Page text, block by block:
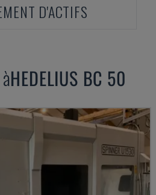
D'ACTIFS
HEDELIUS BC 50